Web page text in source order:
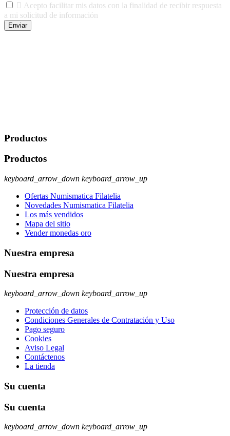
 Acepto facilitar mis datos con la finalidad de recibir respuesta
a mi solicitud de información
Enviar
Productos
Productos
keyboard_arrow_down keyboard_arrow_up
Ofertas Numismatica Filatelia
Novedades Numismatica Filatelia
Los más vendidos
Mapa del sitio
Vender monedas oro
Nuestra empresa
Nuestra empresa
keyboard_arrow_down keyboard_arrow_up
Protección de datos
Condiciones Generales de Contratación y Uso
Pago seguro
Cookies
Aviso Legal
Contáctenos
La tienda
Su cuenta
Su cuenta
keyboard_arrow_down keyboard_arrow_up